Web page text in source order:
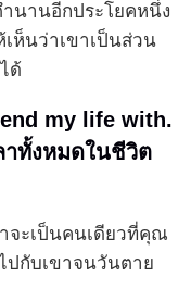
นานอีกประโยคหนึ่ง
ห็นว่าเขาเป็นส่วน
ด้
my life with.
ทั้งหมดในชีวิต
จะเป็นคนเดียวที่คุณ
ปกับเขาจนวันตาย